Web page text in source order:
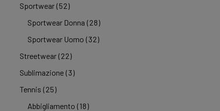
Sportwear (52)
Sportwear Donna (28)
Sportwear Uomo (32)
Streetwear (22)
Sublimazione (3)
Tennis (25)
Abbigliamento (18)